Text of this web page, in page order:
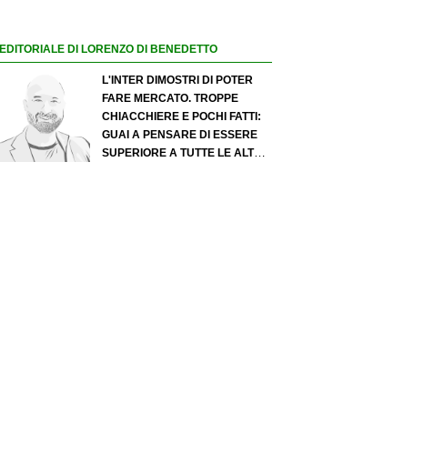
EDITORIALE DI LORENZO DI BENEDETTO
L'INTER DIMOSTRI DI POTER
FARE MERCATO. TROPPE
CHIACCHIERE E POCHI FATTI:
GUAI A PENSARE DI ESSERE
SUPERIORE A TUTTE LE ALTRE